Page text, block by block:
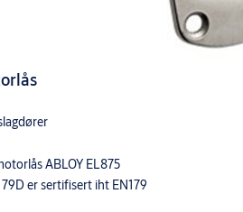
ABLOY EL875
er sertifisert iht EN179